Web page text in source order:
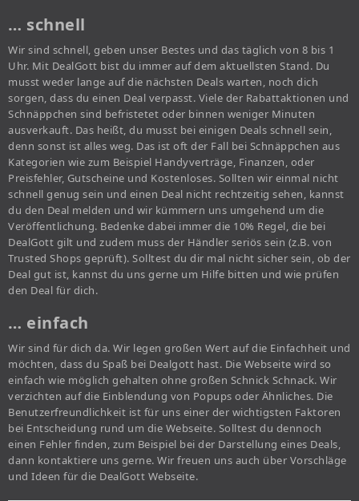
… schnell
Wir sind schnell, geben unser Bestes und das täglich von 8 bis 1
Uhr. Mit DealGott bist du immer auf dem aktuellsten Stand. Du
musst weder lange auf die nächsten Deals warten, noch dich
sorgen, dass du einen Deal verpasst. Viele der Rabattaktionen und
Schnäppchen sind befristetet oder binnen weniger Minuten
ausverkauft. Das heißt, du musst bei einigen Deals schnell sein,
denn sonst ist alles weg. Das ist oft der Fall bei Schnäppchen aus
Kategorien wie zum Beispiel Handyverträge, Finanzen, oder
Preisfehler, Gutscheine und Kostenloses. Sollten wir einmal nicht
schnell genug sein und einen Deal nicht rechtzeitig sehen, kannst
du den Deal melden und wir kümmern uns umgehend um die
Veröffentlichung. Bedenke dabei immer die 10% Regel, die bei
DealGott gilt und zudem muss der Händler seriös sein (z.B. von
Trusted Shops geprüft). Solltest du dir mal nicht sicher sein, ob der
Deal gut ist, kannst du uns gerne um Hilfe bitten und wie prüfen
den Deal für dich.
… einfach
Wir sind für dich da. Wir legen großen Wert auf die Einfachheit und
möchten, dass du Spaß bei Dealgott hast. Die Webseite wird so
einfach wie möglich gehalten ohne großen Schnick Schnack. Wir
verzichten auf die Einblendung von Popups oder Ähnliches. Die
Benutzerfreundlichkeit ist für uns einer der wichtigsten Faktoren
bei Entscheidung rund um die Webseite. Solltest du dennoch
einen Fehler finden, zum Beispiel bei der Darstellung eines Deals,
dann kontaktiere uns gerne. Wir freuen uns auch über Vorschläge
und Ideen für die DealGott Webseite.